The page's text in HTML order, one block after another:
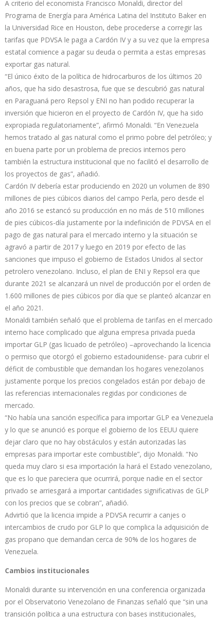
A criterio del economista Francisco Monaldi, director del
Programa de Energía para América Latina del Instituto Baker en
la Universidad Rice en Houston, debe procederse a corregir las
tarifas que PDVSA le paga a Cardón IV y a su vez que la empresa
estatal comience a pagar su deuda o permita a estas empresas
exportar gas natural.
“El único éxito de la política de hidrocarburos de los últimos 20
años, que ha sido desastrosa, fue que se descubrió gas natural
en Paraguaná pero Repsol y ENI no han podido recuperar la
inversión que hicieron en el proyecto de Cardón IV, que ha sido
expropiada regulatoriamente”, afirmó Monaldi. “En Venezuela
hemos tratado al gas natural como el primo pobre del petróleo; y
en buena parte por un problema de precios internos pero
también la estructura institucional que no facilitó el desarrollo de
los proyectos de gas”, añadió.
Cardón IV debería estar produciendo en 2020 un volumen de 890
millones de pies cúbicos diarios del campo Perla, pero desde el
año 2016 se estancó su producción en no más de 510 millones
de pies cúbicos-día justamente por la indefinición de PDVSA en el
pago de gas natural para el mercado interno y la situación se
agravó a partir de 2017 y luego en 2019 por efecto de las
sanciones que impuso el gobierno de Estados Unidos al sector
petrolero venezolano. Incluso, el plan de ENI y Repsol era que
durante 2021 se alcanzará un nivel de producción por el orden de
1.600 millones de pies cúbicos por día que se planteó alcanzar en
el año 2021.
Monaldi también señaló que el problema de tarifas en el mercado
interno hace complicado que alguna empresa privada pueda
importar GLP (gas licuado de petróleo) –aprovechando la licencia
o permiso que otorgó el gobierno estadounidense- para cubrir el
déficit de combustible que demandan los hogares venezolanos
justamente porque los precios congelados están por debajo de
las referencias internacionales regidas por condiciones de
mercado.
“No había una sanción específica para importar GLP ea Venezuela
y lo que se anunció es porque el gobierno de los EEUU quiere
dejar claro que no hay obstáculos y están autorizadas las
empresas para importar este combustible”, dijo Monaldi. “No
queda muy claro si esa importación la hará el Estado venezolano,
que es lo que pareciera que ocurrirá, porque nadie en el sector
privado se arriesgará a importar cantidades significativas de GLP
con los precios que se cobran”, añadió.
Advirtió que la licencia impide a PDVSA recurrir a canjes o
intercambios de crudo por GLP lo que complica la adquisición de
gas propano que demandan cerca de 90% de los hogares de
Venezuela.
Cambios institucionales
Monaldi durante su intervención en una conferencia organizada
por el Observatorio Venezolano de Finanzas señaló que “sin una
transición política a una estructura con bases institucionales,